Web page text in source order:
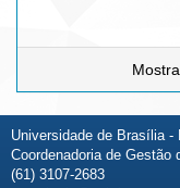
Universidade de Brasília -
Coordenadoria de Gestão
(61) 3107-2683